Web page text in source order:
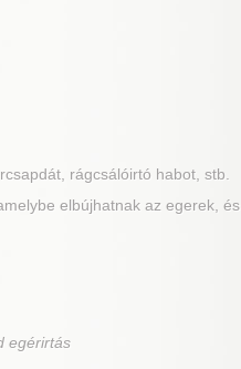
rágcsálóirtó habot, stb.
elbújhatnak az egerek, és
egérirtás